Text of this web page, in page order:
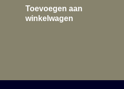
Toevoegen aan
winkelwagen